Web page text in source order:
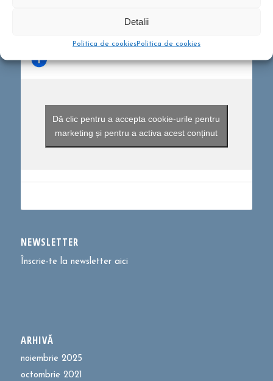
Detalii
Politica de cookiesPolitica de cookies
Dă clic pentru a accepta cookie-urile pentru
marketing și pentru a activa acest conținut
NEWSLETTER
Înscrie-te la newsletter aici
ARHIVĂ
noiembrie 2025
octombrie 2021